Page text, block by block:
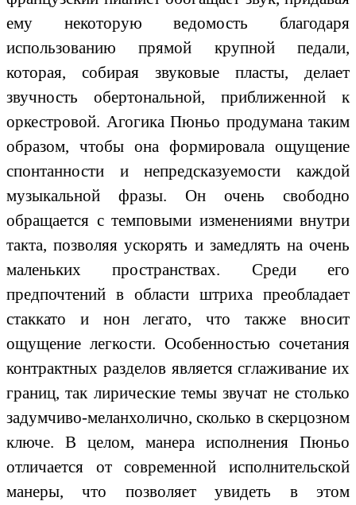
ему некоторую ведомость благодаря
использованию прямой крупной педали,
которая, собирая звуковые пласты, делает
звучность обертональной, приближенной к
оркестровой. Агогика Пюньо продумана таким
образом, чтобы она формировала ощущение
спонтанности и непредсказуемости каждой
музыкальной фразы. Он очень свободно
обращается с темповыми изменениями внутри
такта, позволяя ускорять и замедлять на очень
маленьких пространствах. Среди его
предпочтений в области штриха преобладает
стаккато и нон легато, что также вносит
ощущение легкости. Особенностью сочетания
контрактных разделов является сглаживание их
границ, так лирические темы звучат не столько
задумчиво-меланхолично, сколько в скерцозном
ключе. В целом, манера исполнения Пюньо
отличается от современной исполнительской
манеры, что позволяет увидеть в этом